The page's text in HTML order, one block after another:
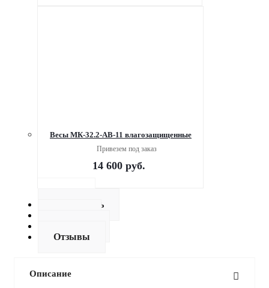
Весы МК-32.2-АВ-11 влагозащищенные
Привезем под заказ
14 600руб.
Как купить
Отзывы
Описание